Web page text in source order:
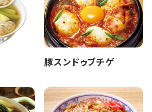
豚スンドゥブチゲ